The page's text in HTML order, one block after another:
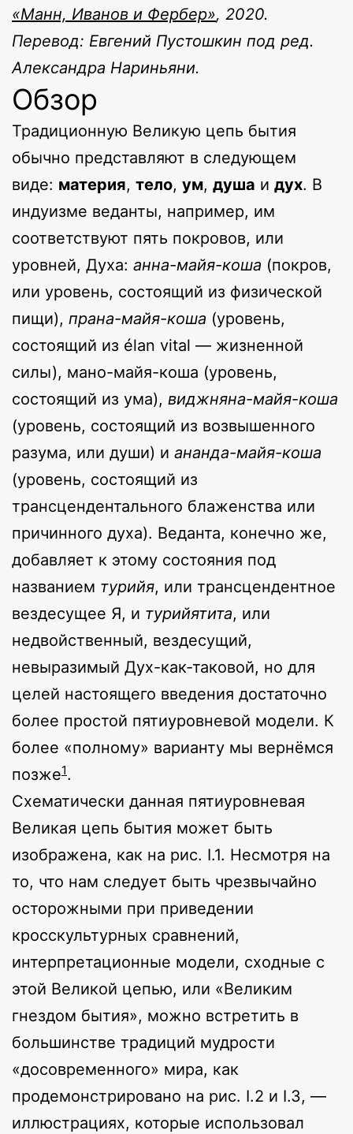
«Манн, Иванов и Фербер», 2020.
Перевод: Евгений Пустошкин под ред.
Александра Нариньяни.
Обзор
Традиционную Великую цепь бытия
обычно представляют в следующем
виде: материя, тело, ум, душа и дух. В
индуизме веданты, например, им
соответствуют пять покровов, или
уровней, Духа: анна-майя-коша (покров,
или уровень, состоящий из физической
пищи), прана-майя-коша (уровень,
состоящий из élan vital — жизненной
силы), мано-майя-коша (уровень,
состоящий из ума), виджняна-майя-коша
(уровень, состоящий из возвышенного
разума, или души) и ананда-майя-коша
(уровень, состоящий из
трансцендентального блаженства или
причинного духа). Веданта, конечно же,
добавляет к этому состояния под
названием турийя, или трансцендентное
вездесущее Я, и турийятита, или
недвойственный, вездесущий,
невыразимый Дух-как-таковой, но для
целей настоящего введения достаточно
более простой пятиуровневой модели. К
более «полному» варианту мы вернёмся
позже1.
Схематически данная пятиуровневая
Великая цепь бытия может быть
изображена, как на рис. I.1. Несмотря на
то, что нам следует быть чрезвычайно
осторожными при приведении
кросскультурных сравнений,
интерпретационные модели, сходные с
этой Великой цепью, или «Великим
гнездом бытия», можно встретить в
большинстве традиций мудрости
«досовременного» мира, как
продемонстрировано на рис. I.2 и I.3, —
иллюстрациях, которые использовал